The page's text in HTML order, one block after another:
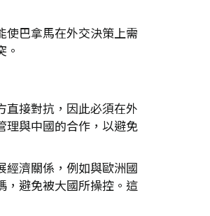
使巴拿馬在外交決策上需
直接對抗，因此必須在外
理與中國的合作，以避免
經濟關係，例如與歐洲國
，避免被大國所操控。這